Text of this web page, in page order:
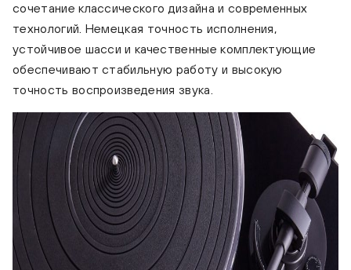
сочетание классического дизайна и современных
технологий. Немецкая точность исполнения,
устойчивое шасси и качественные комплектующие
обеспечивают стабильную работу и высокую
точность воспроизведения звука.